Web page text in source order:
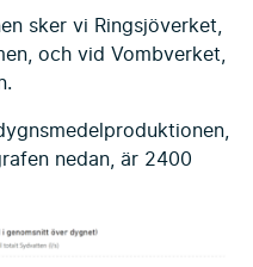
sker vi Ringsjöverket,
och vid Vombverket,
nedan, är 2400